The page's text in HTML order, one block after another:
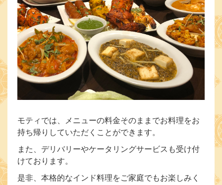
モティでは、メニューの料金そのままでお料理をお
持ち帰りしていただくことができます。
また、デリバリーやケータリングサービスも受け付
けております。
是非、本格的なインド料理をご家庭でもお楽しみく